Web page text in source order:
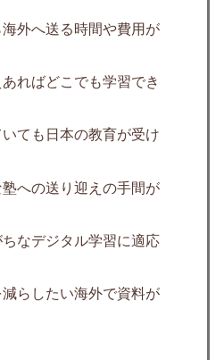
外へ送る時間や費用が
ればどこでも学習でき
ても日本の教育が受け
への送り迎えの手間が
なデジタル学習に適応
らしたい海外で資料が